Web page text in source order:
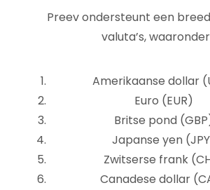
Preev ondersteunt een
valuta’s,
Amerikaanse dollar
Euro (EUR)
Britse pond
Japanse yen
Zwitserse frank
Canadese dollar